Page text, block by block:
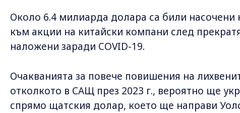
Около 6.4 милиарда долара са били
към акции на китайски компани след
наложени заради COVID-19.
Очакванията за повече повишения на
отколкото в САЩ през 2023 г., вероятно ще
спрямо щатския долар, което ще направи